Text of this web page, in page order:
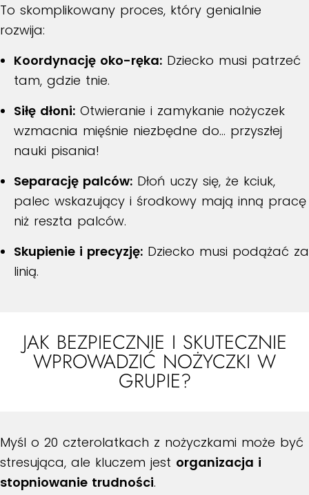
To skomplikowany proces, który genialnie
rozwija:
Koordynację oko-ręka: Dziecko musi patrzeć
tam, gdzie tnie.
Siłę dłoni: Otwieranie i zamykanie nożyczek
wzmacnia mięśnie niezbędne do… przyszłej
nauki pisania!
Separację palców: Dłoń uczy się, że kciuk,
palec wskazujący i środkowy mają inną pracę
niż reszta palców.
Skupienie i precyzję: Dziecko musi podążać za
linią.
JAK BEZPIECZNIE I SKUTECZNIE
WPROWADZIĆ NOŻYCZKI W
GRUPIE?
Myśl o 20 czterolatkach z nożyczkami może być
stresująca, ale kluczem jest organizacja i
stopniowanie trudności.